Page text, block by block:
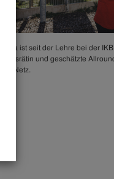
ist seit der Lehre bei der
und geschätzte
Netz.